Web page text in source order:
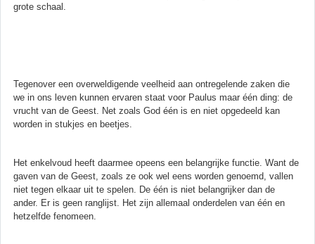
grote schaal.
Tegenover een overweldigende veelheid aan ontregelende zaken die
we in ons leven kunnen ervaren staat voor Paulus maar één ding: de
vrucht van de Geest. Net zoals God één is en niet opgedeeld kan
worden in stukjes en beetjes.
Het enkelvoud heeft daarmee opeens een belangrijke functie. Want de
gaven van de Geest, zoals ze ook wel eens worden genoemd, vallen
niet tegen elkaar uit te spelen. De één is niet belangrijker dan de
ander. Er is geen ranglijst. Het zijn allemaal onderdelen van één en
hetzelfde fenomeen.